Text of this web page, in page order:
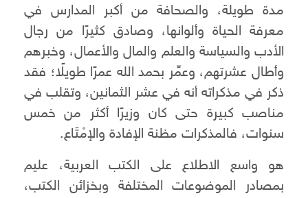
مدة طويلة، والصحافة من أكبر المدارس في
معرفة الحياة وألوانها، وصادق كثيرًا من رجال
الأدب والسياسة والعلم والمال والأعمال، وخبرهم
وأطال عشرتهم، وعمِّر بحمد الله عمرًا طويلًا؛ فقد
ذكر في مذكراته أنه في عشر الثمانين، وتقلب في
مناصب كبيرة حتى كان وزيرًا أكثر من خمس
سنوات، فالمذكرات مظنة الإفادة والإمْتَاع.
هو واسع الاطلاع على الكتب العربية، عليم
بمصادر الموضوعات المختلفة وبخزائن الكتب،